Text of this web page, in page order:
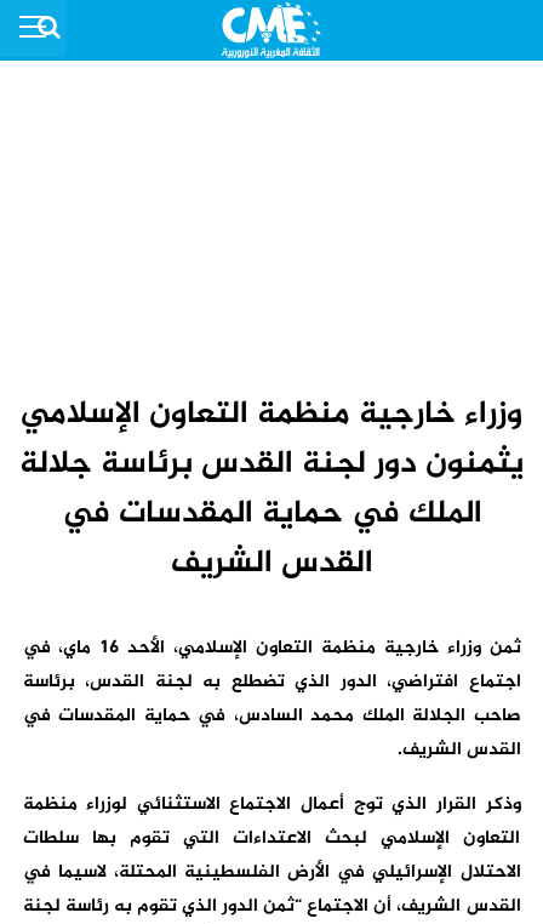
وزراء خارجية منظمة التعاون الإسلامي
يثمنون دور لجنة القدس برئاسة جلالة
الملك في حماية المقدسات في
القدس الشريف
ثمن وزراء خارجية منظمة التعاون الإسلامي، الأحد 16 ماي، في
اجتماع افتراضي، الدور الذي تضطلع به لجنة القدس، برئاسة
صاحب الجلالة الملك محمد السادس، في حماية المقدسات في
القدس الشريف.
وذكر القرار الذي توج أعمال الاجتماع الاستثنائي لوزراء منظمة
التعاون الإسلامي لبحث الاعتداءات التي تقوم بها سلطات
الاحتلال الإسرائيلي في الأرض الفلسطينية المحتلة، لاسيما في
القدس الشريف، أن الاجتماع “ثمن الدور الذي تقوم به رئاسة لجنة